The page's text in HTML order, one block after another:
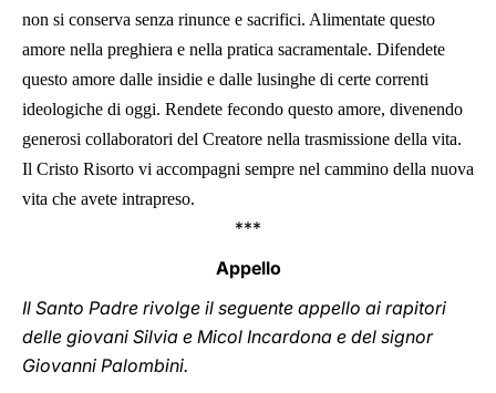
non si conserva senza rinunce e sacrifici. Alimentate questo
amore nella preghiera e nella pratica sacramentale. Difendete
questo amore dalle insidie e dalle lusinghe di certe correnti
ideologiche di oggi. Rendete fecondo questo amore, divenendo
generosi collaboratori del Creatore nella trasmissione della vita.
Il Cristo Risorto vi accompagni sempre nel cammino della nuova
vita che avete intrapreso.
***
Appello
Il Santo Padre rivolge il seguente appello ai rapitori
delle giovani Silvia e Micol Incardona e del signor
Giovanni Palombini.